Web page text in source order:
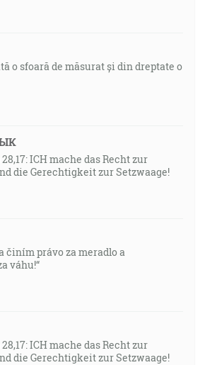
o sfoară de măsurat și din dreptate o
ICH mache das Recht zur
die Gerechtigkeit zur Setzwaage!
činím právo za meradlo a
váhu!“
ICH mache das Recht zur
die Gerechtigkeit zur Setzwaage!